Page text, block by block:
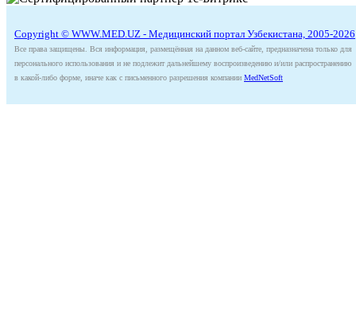
Copyright © WWW.MED.UZ - Медицинский портал Узбекистана, 2005-2026
Все права защищены. Вся информация, размещённая на данном веб-сайте, предназначена только для
персонального использования и не подлежит дальнейшему воспроизведению и/или распространению
в какой-либо форме, иначе как с письменного разрешения компании MedNetSoft